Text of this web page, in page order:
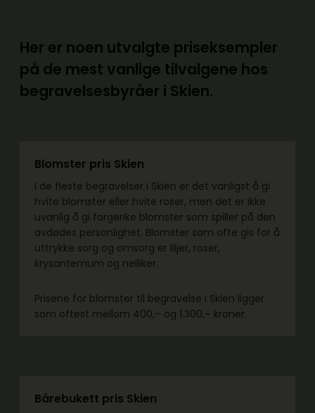
Her er noen utvalgte priseksempler
på de mest vanlige tilvalgene hos
begravelsesbyråer i Skien.
Blomster pris Skien
I de fleste begravelser i Skien er det vanligst å gi
hvite blomster eller hvite roser, men det er ikke
uvanlig å gi fargerike blomster som spiller på den
avdødes personlighet. Blomster som ofte gis for å
uttrykke sorg og omsorg er liljer, roser,
krysantemum og nelliker.
Prisene for blomster til begravelse i Skien ligger
som oftest mellom 400,– og 1.300,– kroner.
Bårebukett pris Skien